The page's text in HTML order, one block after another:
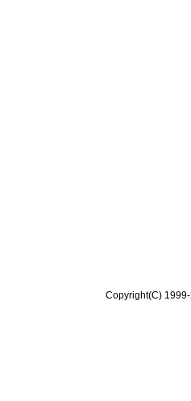
Copyright(C)